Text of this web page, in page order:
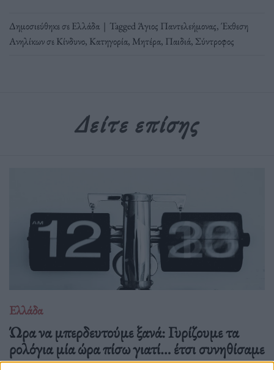
Δημοσιεύθηκε σεΕλλάδα | TaggedΆγιος Παντελεήμονας,Έκθεση
Ανηλίκων σε Κίνδυνο, Κατηγορία, Μητέρα, Παιδιά, Σύντροφος
Δείτε επίσης
Ελλάδα
Ώρα να μπερδευτούμε ξανά: Γυρίζουμε τα
ρολόγια μία ώρα πίσω γιατί… έτσι συνηθίσαμε